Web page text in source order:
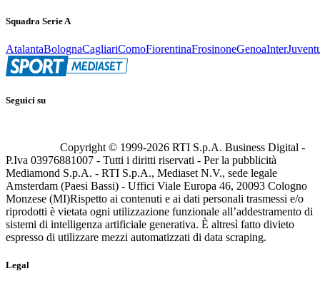
Squadra Serie A
AtalantaBolognaCagliariComoFiorentinaFrosinoneGenoaInter
Seguici su
Copyright © 1999-2026 RTI S.p.A. Business Digital -
P.Iva 03976881007 - Tutti i diritti riservati - Per la pubblicità
Mediamond S.p.A. - RTI S.p.A., Mediaset N.V., sede legale
Amsterdam (Paesi Bassi) - Uffici Viale Europa 46, 20093 Cologno
Monzese (MI)Rispetto ai contenuti e ai dati personali trasmessi e/o
riprodotti è vietata ogni utilizzazione funzionale all’addestramento di
sistemi di intelligenza artificiale generativa. È altresì fatto divieto
espresso di utilizzare mezzi automatizzati di data scraping.
Legal